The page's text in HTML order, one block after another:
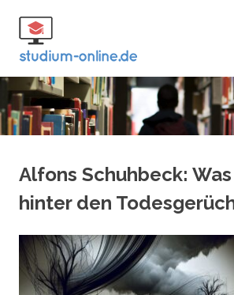
Inhalt
springen
und
Alfons Schuhbeck:
hinter den